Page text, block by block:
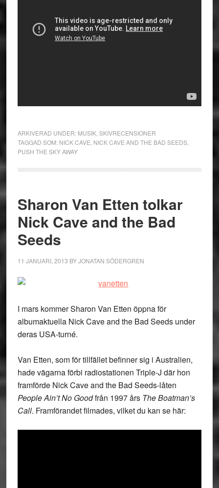
ARKIVERAD UNDER: MUSIK, SKIVRECENSIONER
TAGGAD SOM: NICK CAVE NICK CAVE AND THE BAD SEEDS,
PUSH THE SKY AWAY
Sharon Van Etten tolkar
Nick Cave and the Bad
Seeds
11 JANUARI, 2013 BYJONATAN SÖDERGREN
I mars kommer Sharon Van Etten öppna för
albumaktuella Nick Cave and the Bad Seeds under
deras USA-turné.
Van Etten, som för tillfället befinner sig i Australien,
hade vägarna förbi radiostationen Triple-J där hon
framförde Nick Cave and the Bad Seeds-låten
People Ain’t No Goodfrån 1997 års The Boatman’s
Call. Framförandet filmades, vilket du kan se här: